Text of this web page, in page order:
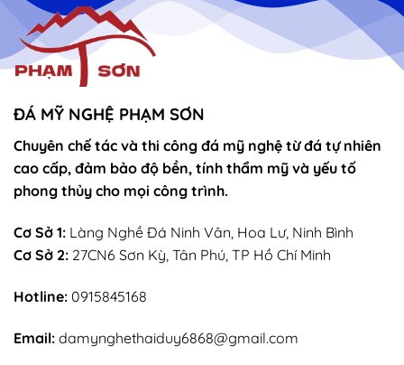
ĐÁ MỸ NGHỆ PHẠM SƠN
Chuyên chế tác và thi công đá mỹ nghệ từ đá tự nhiên
cao cấp, đảm bảo độ bền, tính thẩm mỹ và yếu tố
phong thủy cho mọi công trình.
Cơ Sở 1: Làng Nghề Đá Ninh Vân, Hoa Lư, Ninh Bình
Cơ Sở 2: 27CN6 Sơn Kỳ, Tân Phú, TP Hồ Chí Minh
Hotline: 0915845168
Email: damynghethaiduy6868@gmail.com